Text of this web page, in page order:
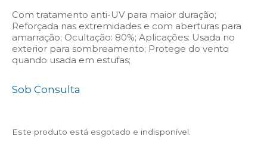
Com tratamento anti-UV para maior duração;
Reforçada nas extremidades e com aberturas para
amarração; Ocultação: 80%; Aplicações: Usada no
exterior para sombreamento; Protege do vento
quando usada em estufas;
Sob Consulta
Este produto está esgotado e indisponível.